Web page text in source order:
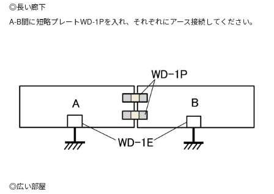
◎長い廊下
A-B間に短略プレートWD-1Pを入れ、それぞれにアース接続してください。
◎広い部屋